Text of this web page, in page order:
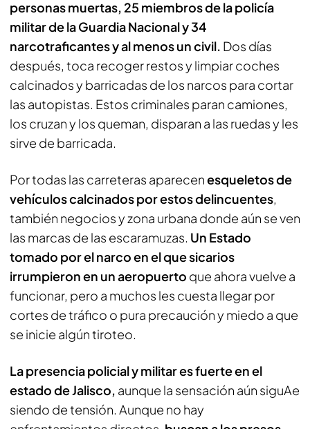
personas muertas, 25 miembros de la policía
militar de la Guardia Nacional y 34
narcotraficantes y al menos un civil. Dos días
después, toca recoger restos y limpiar coches
calcinados y barricadas de los narcos para cortar
las autopistas. Estos criminales paran camiones,
los cruzan y los queman, disparan a las ruedas y les
sirve de barricada.
Por todas las carreteras aparecenesqueletos de
vehículos calcinados por estos delincuentes,
también negocios y zona urbana donde aún se ven
las marcas de las escaramuzas. Un Estado
tomado por el narco en el que sicarios
irrumpieron en un aeropuerto que ahora vuelve a
funcionar, pero a muchos les cuesta llegar por
cortes de tráfico o pura precaución y miedo a que
se inicie algún tiroteo.
La presencia policial y militar es fuerte en el
estado de Jalisco, aunque la sensación aún siguAe
siendo de tensión. Aunque no hay